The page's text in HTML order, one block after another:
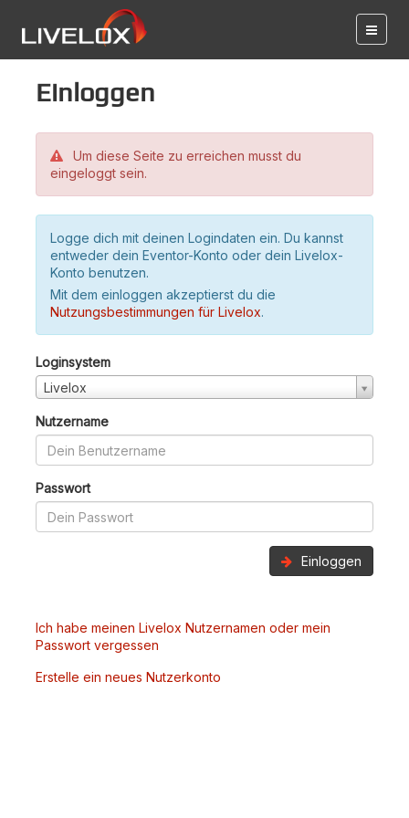
Einloggen
Um diese Seite zu erreichen musst du
eingeloggt sein.
Logge dich mit deinen Logindaten ein. Du kannst
entweder dein Eventor-Konto oder dein Livelox-
Konto benutzen.
Mit dem einloggen akzeptierst du die
Nutzungsbestimmungen für Livelox.
Loginsystem
Livelox
Nutzername
Passwort
Einloggen
Ich habe meinen Livelox Nutzernamen oder mein
Passwort vergessen
Erstelle ein neues Nutzerkonto